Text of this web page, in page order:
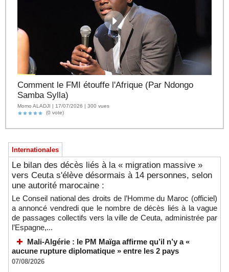
Comment le FMI étouffe l'Afrique (Par Ndongo
Samba Sylla)
Momo ALADJI | 17/07/2026 | 300 vues
(0 vote)
Internationales
Le bilan des décès liés à la « migration massive »
vers Ceuta s'élève désormais à 14 personnes, selon
une autorité marocaine :
Le Conseil national des droits de l’Homme du Maroc (officiel)
a annoncé vendredi que le nombre de décès liés à la vague
de passages collectifs vers la ville de Ceuta, administrée par
l’Espagne,...
Mali-Algérie : le PM Maïga affirme qu’il n’y a «
aucune rupture diplomatique » entre les 2 pays
07/08/2026